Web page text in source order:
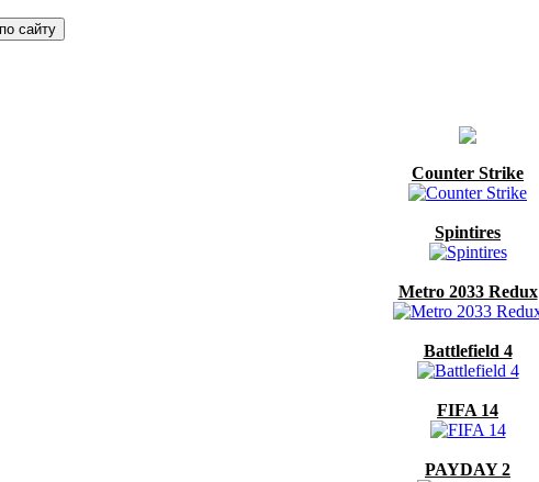
Counter Strike
Spintires
Metro 2033 Redux
Battlefield 4
FIFA 14
PAYDAY 2